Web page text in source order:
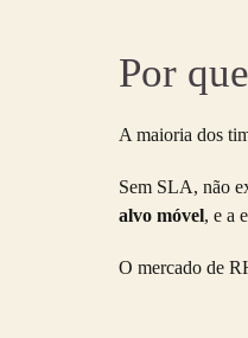
Por
A maioria dos
Sem SLA, não
alvo móvel, e a
O mercado de